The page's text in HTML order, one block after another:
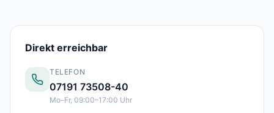
Direkt erreichbar
TELEFON
07191 73508-40
Mo–Fr, 09:00–17:00 Uhr
Lohnabrechnung Freiburg
Lohnabrechnung Heidelberg
Lohnabrechnung Ulm
Lohnabrechnung Reutlingen
Lohnabrechnung Tübingen